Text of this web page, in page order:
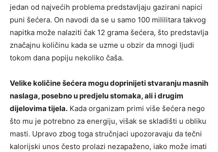
jedan od najvećih problema predstavljaju gazirani napici
puni šećera. On navodi da se u samo 100 mililitara takvog
napitka može nalaziti čak 12 grama šećera, što predstavlja
značajnu količinu kada se uzme u obzir da mnogi ljudi
tokom dana popiju nekoliko čaša.
Velike količine šećera mogu doprinijeti stvaranju masnih
naslaga, posebno u predjelu stomaka, ali i drugim
dijelovima tijela. Kada organizam primi više šećera nego
što mu je potrebno za energiju, višak se skladišti u obliku
masti. Upravo zbog toga stručnjaci upozoravaju da tečni
kalorijski unos često prolazi nezapaženo, iako može imati